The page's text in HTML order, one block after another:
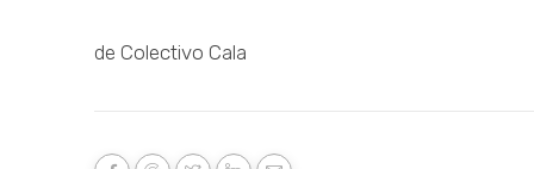
de Colectivo Cala